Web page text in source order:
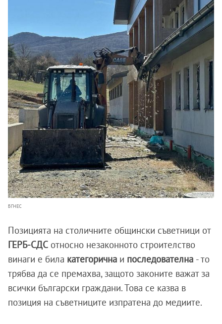
БГНЕС
Позицията на столичните общински съветници от
ГЕРБ-СДС относно незаконното строителство
винаги е била категорична и последователна - то
трябва да се премахва, защото законите важат за
всички български граждани. Това се казва в
позиция на съветниците изпратена до медиите.